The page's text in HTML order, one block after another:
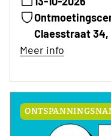
Claesstraat 34,
Meer info